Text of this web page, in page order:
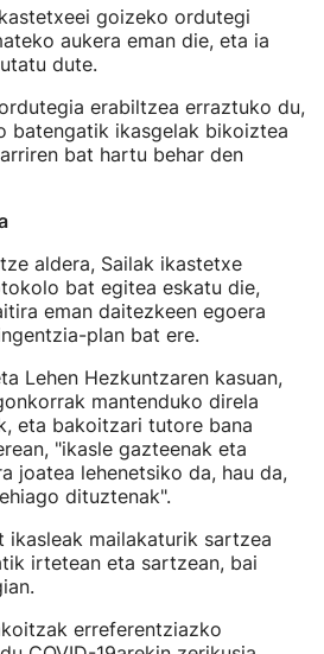
goizeko ordutegi
aukera eman die, eta ia
dute.
erabiltzea erraztuko du,
batengatik ikasgelak bikoiztea
bat hartu behar den
aldera, Sailak ikastetxe
bat egitea eskatu die,
eman daitezkeen egoera
plan bat ere.
Lehen Hezkuntzaren kasuan,
mantenduko direla
eta bakoitzari tutore bana
"ikasle gazteenak eta
joatea lehenetsiko da, hau da,
dituztenak".
ikasleak mailakaturik sartzea
irtetean eta sartzean, bai
erreferentziazko